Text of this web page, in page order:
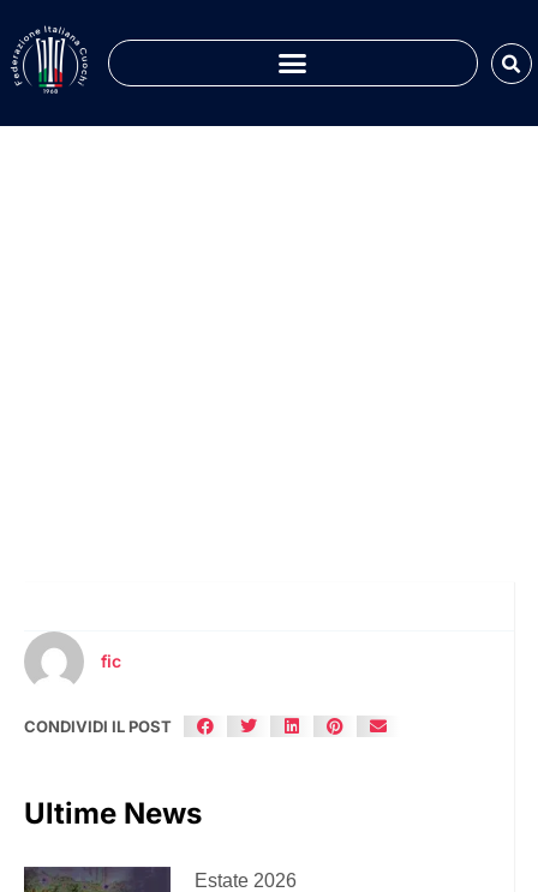
fic
CONDIVIDI IL POST
Ultime News
Estate 2026